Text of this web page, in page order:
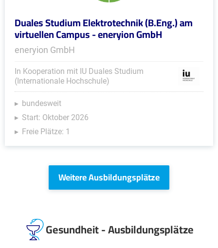
Duales Studium Elektrotechnik (B.Eng.) am
virtuellen Campus - eneryion GmbH
eneryion GmbH
In Kooperation mit IU Duales Studium
(Internationale Hochschule)
bundesweit
Start: Oktober 2026
Freie Plätze: 1
Weitere Ausbildungsplätze
Gesundheit - Ausbildungsplätze